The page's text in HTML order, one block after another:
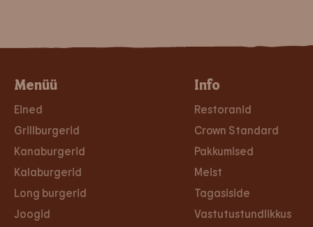
Menüü
Eined
Grillburgerid
Kanaburgerid
Kalaburgerid
Long burgerid
Joogid
Info
Restoranid
Crown Standard
Pakkumised
Meist
Tagasiside
Vastutustundlikkus